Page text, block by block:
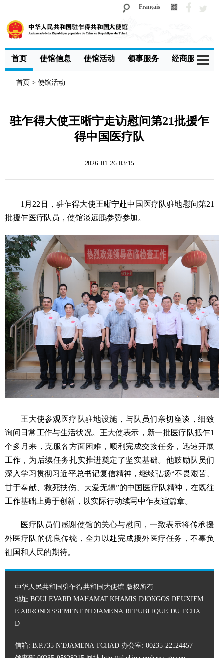
Français
首页 使馆信息 使馆活动 领事服务 经商服务
首页 > 使馆活动
驻乍得大使王晰宁走访慰问第21批援乍
得中国医疗队
2026-01-26 03:15
1月22日，驻乍得大使王晰宁赴中国医疗队驻地慰问第21
批援乍医疗队员，使馆淡远鹏参赞参加。
王大使参观医疗队驻地设施，与队员们亲切座谈，细致
询问日常工作与生活状况。王大使表示，新一批医疗队抵乍1
个多月来，克服各方面困难，顺利完成交接任务，迅速开展
工作，为后续任务扎实推进奠定了坚实基础。他鼓励队员们
深入学习贯彻习近平总书记复信精神，继续弘扬“不畏艰苦、
甘于奉献、救死扶伤、大爱无疆”的中国医疗队精神，在既往
工作基础上勇于创新，以实际行动续写中乍友谊篇章。
医疗队员们感谢使馆的关心与慰问，一致表示将传承援
外医疗队的优良传统，全力以赴完成援外医疗任务，不辜负
祖国和人民的期待。
中华人民共和国驻乍得共和国大使馆 版权所有
地址:BOULEVARD MAHAMAT KHAMIS DJONGOS.DEUXIEM
E ARRONDISSEMENT.N'DJAMENA.REPUBLIQUE DU TCHA
D
信箱: B.P.735 N'DJAMENA TCHAD 办公室: 00235-22524457